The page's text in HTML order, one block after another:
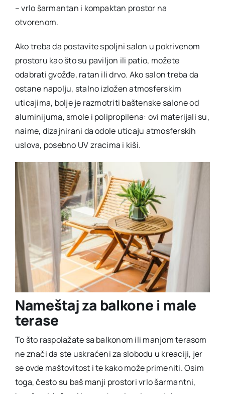
– vrlo šarmantan i kompaktan prostor na
otvorenom.
Ako treba da postavite spoljni salon u pokrivenom
prostoru kao što su paviljon ili patio, možete
odabrati gvožđe, ratan ili drvo. Ako salon treba da
ostane napolju, stalno izložen atmosferskim
uticajima, bolje je razmotriti baštenske salone od
aluminijuma, smole i polipropilena: ovi materijali su,
naime, dizajnirani da odole uticaju atmosferskih
uslova, posebno UV zracima i kiši.
Nameštaj za balkone i male
terase
To što raspolažate sa balkonom ili manjom terasom
ne znači da ste uskraćeni za slobodu u kreaciji, jer
se ovde maštovitost i te kako može primeniti. Osim
toga, često su baš manji prostori vrlo šarmantni,